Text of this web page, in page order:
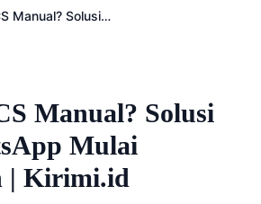
WA Bot + CS Manual? Solusi Chat WhatsApp Mulai 99rb/Bulan | Kirimi.id
Manual? Solusi
Mulai
| Kirimi.id